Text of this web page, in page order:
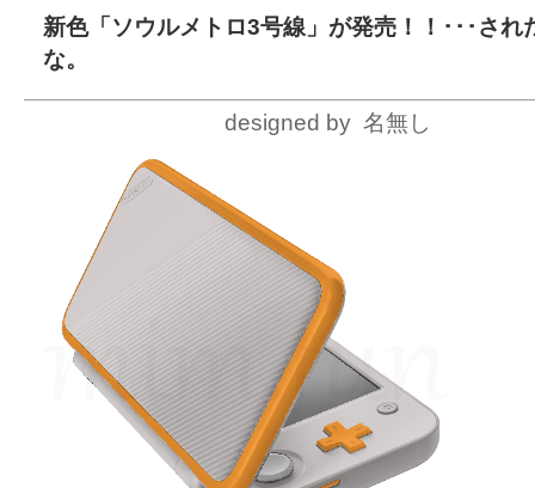
新色「ソウルメトロ3号線」が発売！！･･･され
な。
designed by 名無し